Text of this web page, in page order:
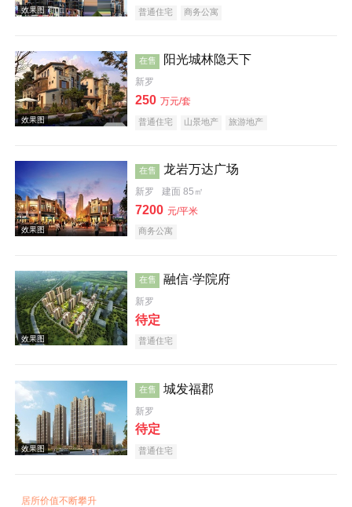
效果图
普通住宅 商务公寓
效果图
在售 阳光城林隐天下
新罗
250 万元/套
普通住宅 山景地产 旅游地产
在售 龙岩万达广场
新罗 建面 85㎡
7200 元/平米
商务公寓
在售 融信·学院府
新罗
待定
普通住宅
在售 城发福郡
新罗
待定
普通住宅
居所价值不断攀升